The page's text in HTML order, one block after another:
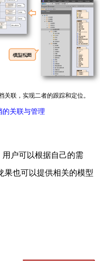
联，实现二者的跟踪和定位。
的关联与管理
户可以根据自己的需
果也可以提供相关的模型